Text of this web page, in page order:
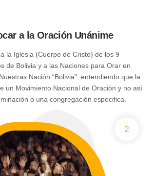
a la Oración Unánime
la Iglesia (Cuerpo de Cristo) de los 9
de Bolivia y a las Naciones para Orar en
Nación “Bolivia”, entendiendo que la
un Movimiento Nacional de Oración y no así
o una congregación especifica.
2